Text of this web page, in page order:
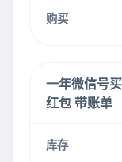
一年微信号
红包 带账单